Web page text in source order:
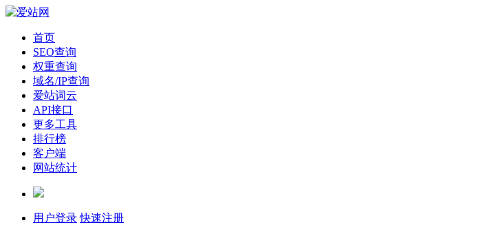
首页
SEO查询
权重查询
域名/IP查询
爱站词云
API接口
更多工具
排行榜
客户端
网站统计
用户登录 快速注册